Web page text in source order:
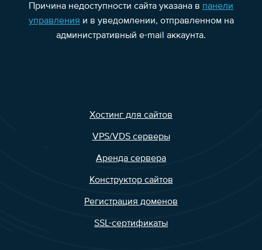
Причина недоступности сайта указана в панели
управления и в уведомлении, отправленном на
административный e-mail аккаунта.
Хостинг для сайтов
VPS/VDS серверы
Аренда сервера
Конструктор сайтов
Регистрация доменов
SSL-сертификаты